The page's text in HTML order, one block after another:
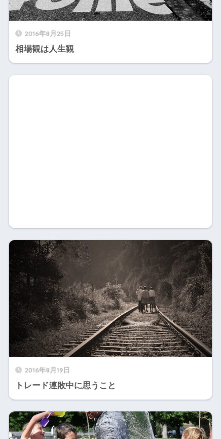
2016年8月25日
相場観は人生観
2016年8月19日
トレード連敗中に思うこと